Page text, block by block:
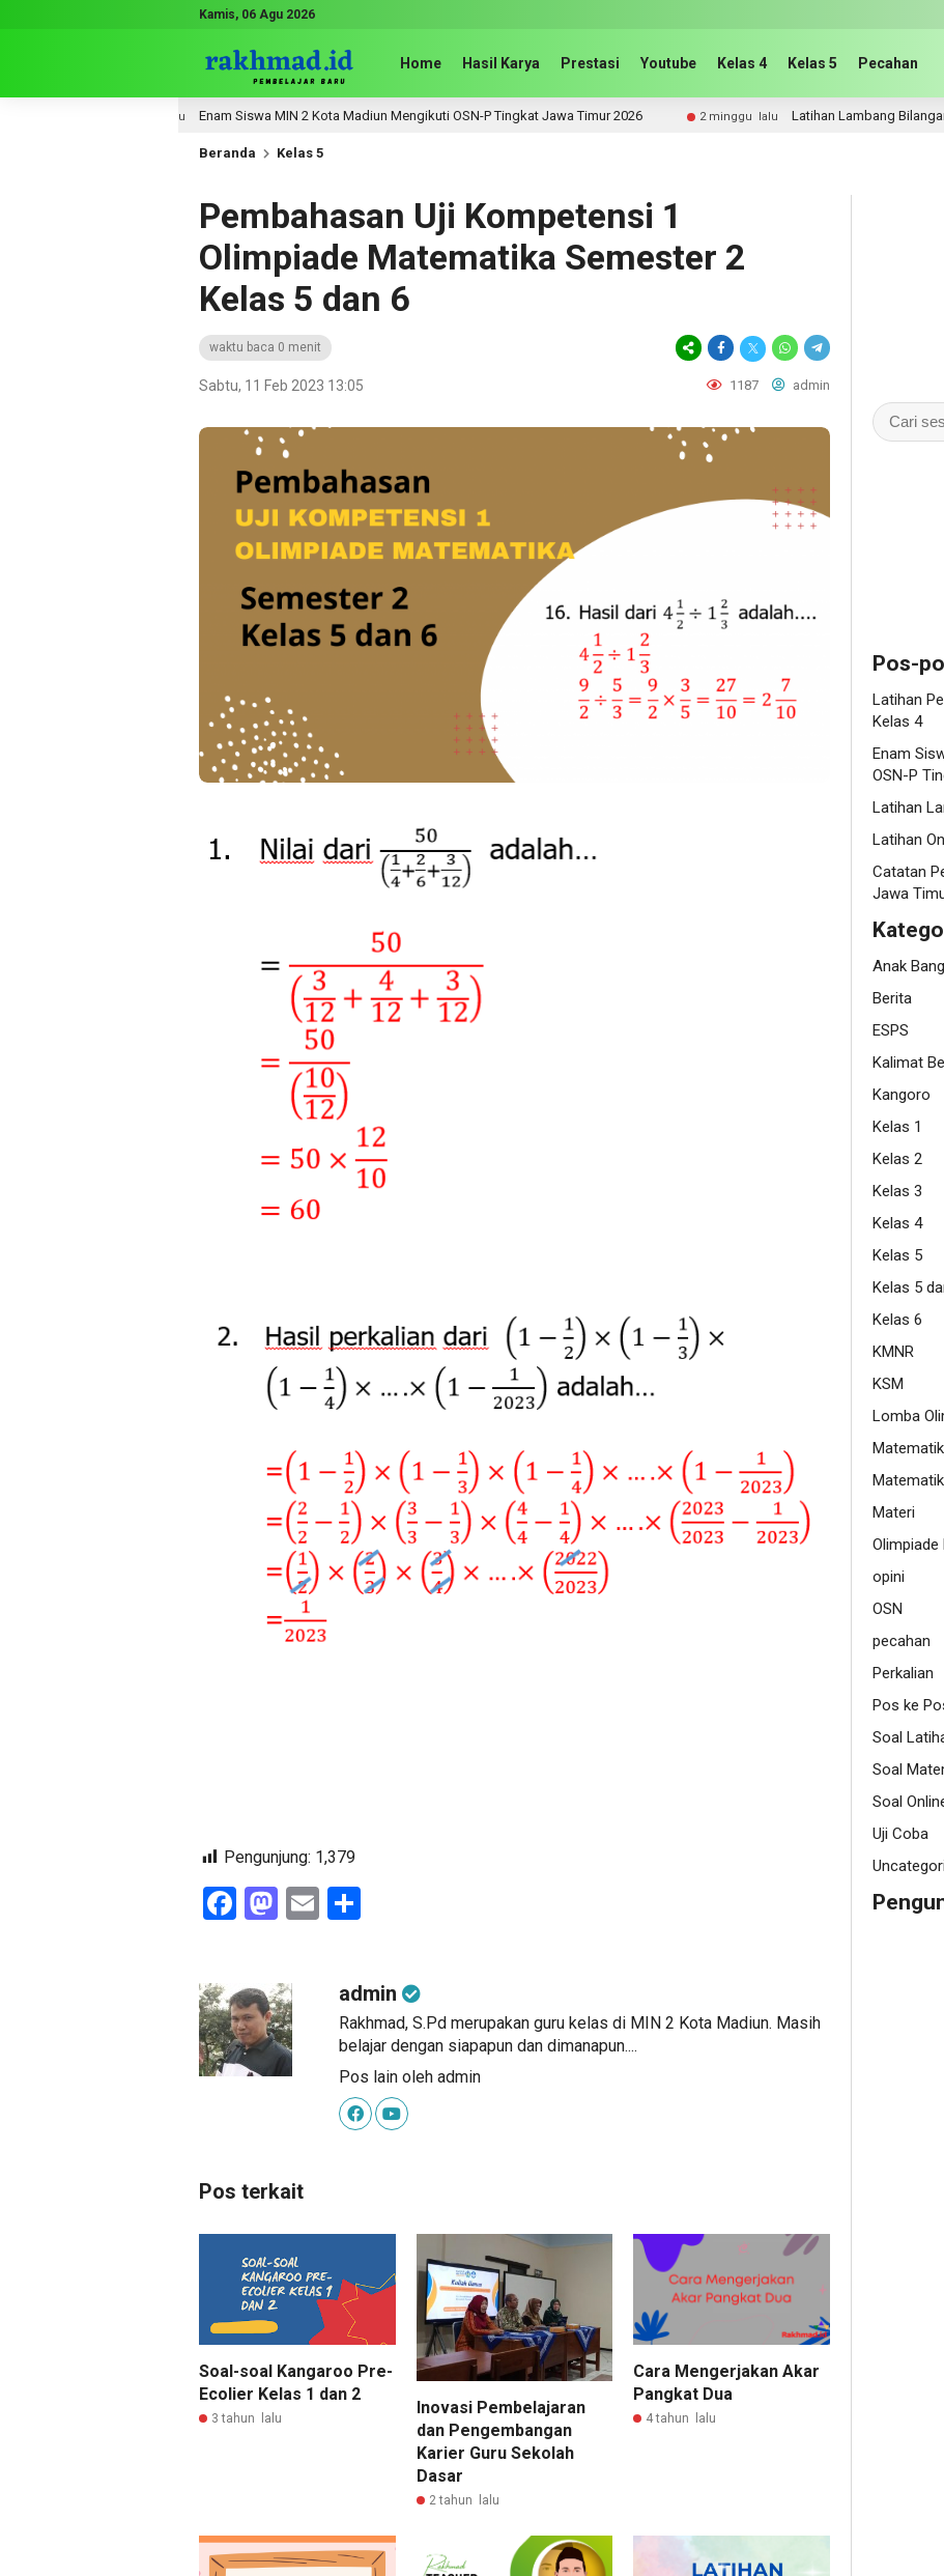
Kamis, 06 Agu 2026
Home Hasil Karya Prestasi Youtube Kelas 4 Kelas 5 Pecahan
Enam Siswa MIN 2 Kota Madiun Mengikuti OSN-P Tingkat Jawa Timur 2026 2 minggu lalu Latihan Lambang Bilangan Kelas 5
Beranda Kelas 5
Pembahasan Uji Kompetensi 1
Olimpiade Matematika Semester 2
Kelas 5 dan 6
waktu baca 0 menit
Sabtu, 11 Feb 2023 13:05 1187 admin
Pengunjung: 1,379
Facebook
Mastodon
Email
admin
Rakhmad, S.Pd merupakan guru kelas di MIN 2 Kota Madiun. Masih
belajar dengan siapapun dan dimanapun....
Pos lain oleh admin
Pos terkait
Soal-soal Kangaroo Pre-
Ecolier Kelas 1 dan 2
3 tahun lalu
Inovasi Pembelajaran
dan Pengembangan
Karier Guru Sekolah
Dasar
2 tahun lalu
Cara Mengerjakan Akar
Pangkat Dua
4 tahun lalu
Pos-
Latihan
Kelas 4
Enam
OSN-P
Latihan
Latihan
Catatan
Jawa
Anak
Berita
ESPS
Kalimat
Kangoro
Kelas 1
Kelas 2
Kelas 3
Kelas 4
Kelas 5
Kelas 5
Kelas 6
KMNR
KSM
Lomba
Materi
opini
OSN
pecahan
Perkalian
Pos ke
Soal
Soal
Soal
Uji Coba